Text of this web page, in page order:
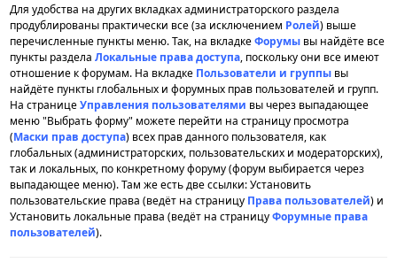
Для удобства на других вкладках администраторского раздела
продублированы практически все (за исключением Ролей) выше
перечисленные пункты меню. Так, на вкладкеФорумы вы найдёте все
пункты разделаЛокальные права доступа, поскольку они все имеют
отношение к форумам. На вкладке Пользователи и группы вы
найдёте пункты глобальных и форумных прав пользователей и групп.
На страницеУправления пользователями вы через выпадающее
меню "Выбрать форму" можете перейти на страницу просмотра
(Маски прав доступа) всех прав данного пользователя, как
глобальных (администраторских, пользовательских и модераторских),
так и локальных, по конкретному форуму (форум выбирается через
выпадающее меню). Там же есть две ссылки: Установить
пользовательские права (ведёт на страницу Права пользователей) и
Установить локальные права (ведёт на страницуФорумные права
пользователей).